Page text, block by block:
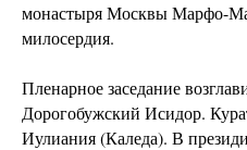
монастыря Москвы Марфо-
милосердия.
Пленарное заседание
Дорогобужский Исидор.
Иулиания (Каледа). В